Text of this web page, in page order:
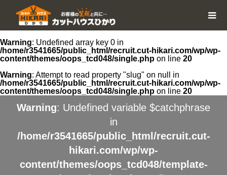
Warning: Undefined array key 0 in
/home/r3541665/public_html/recruit.cut-hikari.com/wp/wp-
content/themes/oops_tcd048/single.php on line 20
Warning: Attempt to read property "slug" on null in
/home/r3541665/public_html/recruit.cut-hikari.com/wp/wp-
content/themes/oops_tcd048/single.php on line 20
Warning: Undefined variable $catchphrase
in
/home/r3541665/public_html/recruit.cut-
hikari.com/wp/wp-
content/themes/oops_tcd048/template-